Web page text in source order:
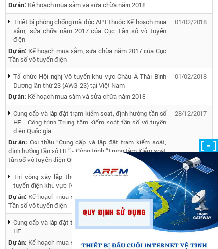
Dự án: Kế hoạch mua sắm và sửa chữa năm 2018
Thiết bị phòng chống mã độc APT thuộc Kế hoạch mua
sắm, sửa chữa năm 2017 của Cục Tần số vô tuyến
điện
Dự án: Kế hoạch mua sắm, sửa chữa năm 2017 của Cục
Tần số vô tuyến điện
01/02/2018
Tổ chức Hội nghị Vô tuyến khu vực Châu Á Thái Bình
Dương lần thứ 23 (AWG-23) tại Việt Nam
Dự án: Kế hoạch mua sắm và sửa chữa năm 2018
01/02/2018
Cung cấp và lắp đặt trạm kiểm soát, định hướng tần số
HF - Công trình Trung tâm Kiểm soát tần số vô tuyến
điện Quốc gia
Dự án: Gói thầu “Cung cấp và lắp đặt trạm kiểm soát,
định hướng tần số HF” - Công trình “Trung tâm Kiểm soát
tần số vô tuyến điện Quốc gia”
28/12/2017
Thi công xây lắp thuộc dự án Trung tâm Tần số vô
tuyến điện khu vực IV - Cần Thơ
Dự án: Kế hoạch mua sắm, sửa chữa năm 2017 của Cục
Tần số vô tuyến điện
12/12/2017
Cung cấp và lắp đặt trạm kiểm soát, định hướng tần số
HF
Dự án: Kế hoạch mua sắm, sửa chữa năm 2017 của Cục
07/12/2017
[ - ]